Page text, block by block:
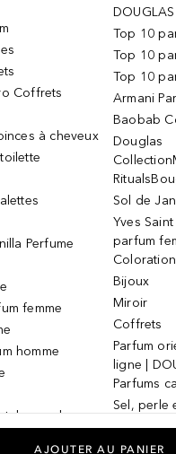
Coffrets
à cheveux
Perfume
femme
homme
pour les
Top 10
Top 10
Top 10
Armani
Baobab
Douglas
Sol de
Yves
parfum
Bijoux
Miroir
Coffrets
Parfum
ligne |
Parfums
Sel, perle
Masque
AJOUTER AU PANIER